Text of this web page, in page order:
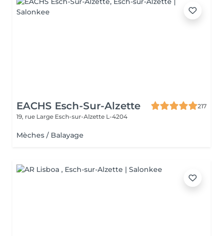
EACHS Esch-Sur-Alzette
217
19, rue Large Esch-sur-Alzette L-4204
Mèches / Balayage